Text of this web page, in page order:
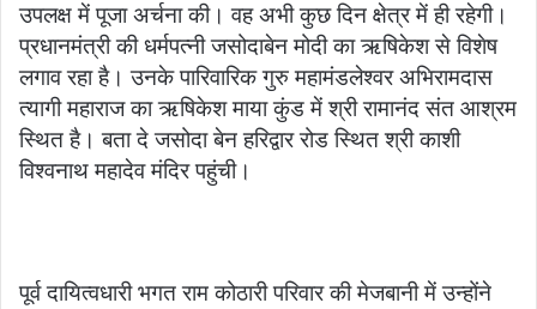
उपलक्ष में पूजा अर्चना की। वह अभी कुछ दिन क्षेत्र में ही रहेगी।
प्रधानमंत्री की धर्मपत्नी जसोदाबेन मोदी का ऋषिकेश से विशेष
लगाव रहा है। उनके पारिवारिक गुरु महामंडलेश्वर अभिरामदास
त्यागी महाराज का ऋषिकेश माया कुंड में श्री रामानंद संत आश्रम
स्थित है। बता दे जसोदा बेन हरिद्वार रोड स्थित श्री काशी
विश्वनाथ महादेव मंदिर पहुंची।
पूर्व दायित्वधारी भगत राम कोठारी परिवार की मेजबानी में उन्होंने